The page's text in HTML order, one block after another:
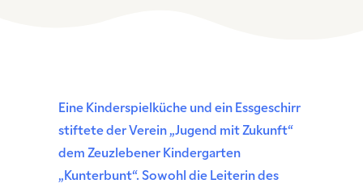
Eine Kinderspielküche und ein Essgeschirr
stiftete der Verein „Jugend mit Zukunft“
dem Zeuzlebener Kindergarten
„Kunterbunt“. Sowohl die Leiterin des